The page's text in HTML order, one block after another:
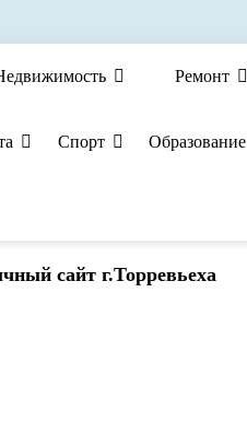
Ремонт
Спорт Образование
сайт г.Торревьеха